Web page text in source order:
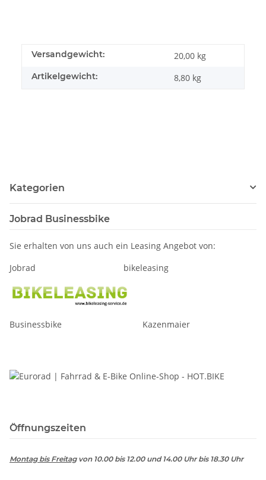
Versandgewicht: 20,00 kg
Artikelgewicht: 8,80 kg
Kategorien
Jobrad Businessbike
Sie erhalten von uns auch ein Leasing Angebot von:
Jobrad bikeleasing
Businessbike Kazenmaier
Öffnungszeiten
Montag bis Freitagvon 10.00 bis 12.00 und 14.00 Uhr bis 18.30 Uhr